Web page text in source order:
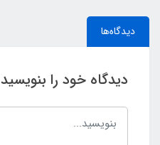
دیدگاه‌ها
دیدگاه خود را بنویسید